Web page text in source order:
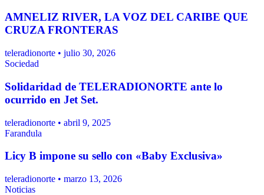
AMNELIZ RIVER, LA VOZ DEL CARIBE QUE
CRUZA FRONTERAS
teleradionorte • julio 30, 2026
Sociedad
Solidaridad de TELERADIONORTE ante lo
ocurrido en Jet Set.
teleradionorte • abril 9, 2025
Farandula
Licy B impone su sello con «Baby Exclusiva»
teleradionorte • marzo 13, 2026
Noticias